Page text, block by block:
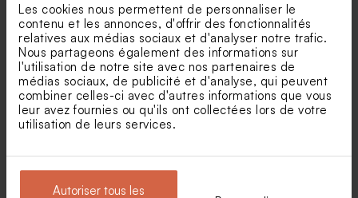
Les cookies nous permettent de personnaliser le
contenu et les annonces, d'offrir des fonctionnalités
relatives aux médias sociaux et d'analyser notre trafic.
Nous partageons également des informations sur
l'utilisation de notre site avec nos partenaires de
médias sociaux, de publicité et d'analyse, qui peuvent
combiner celles-ci avec d'autres informations que vous
leur avez fournies ou qu'ils ont collectées lors de votre
utilisation de leurs services.
Autoriser tous les
Boîte cadeaux invités DIY
communion vert
Contenant en verre nervuré
communion et son couvercle
Nos clients ont aussi aimé...